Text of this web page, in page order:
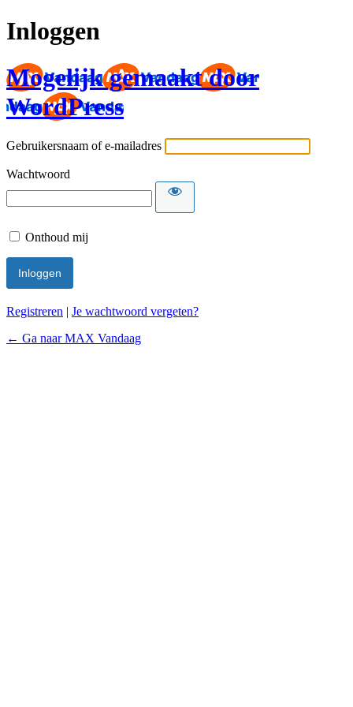
Inloggen
Mogelijk gemaakt door
WordPress
Gebruikersnaam of e-mailadres
Wachtwoord
Onthoud mij
Registreren | Je wachtwoord vergeten?
← Ga naar MAX Vandaag